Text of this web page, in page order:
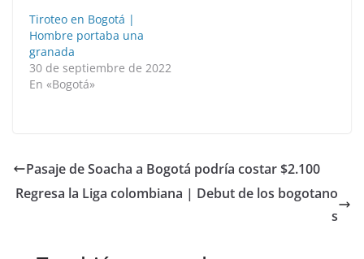
Tiroteo en Bogotá |
Hombre portaba una
granada
30 de septiembre de 2022
En «Bogotá»
Pasaje de Soacha a Bogotá podría costar $2.100
Regresa la Liga colombiana | Debut de los bogotano
s